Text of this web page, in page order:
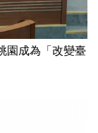
園成為「改變臺